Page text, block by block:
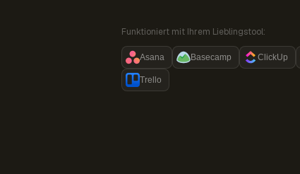
Funktioniert mit Ihrem Lieblingstool:
Asana Basecamp ClickUp
Trello